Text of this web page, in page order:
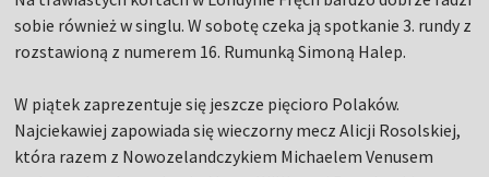
sobie również w singlu. W sobotę czeka ją spotkanie 3. rundy z
rozstawioną z numerem 16. Rumunką Simoną Halep.
W piątek zaprezentuje się jeszcze pięcioro Polaków.
Najciekawiej zapowiada się wieczorny mecz Alicji Rosolskiej,
która razem z Nowozelandczykiem Michaelem Venusem